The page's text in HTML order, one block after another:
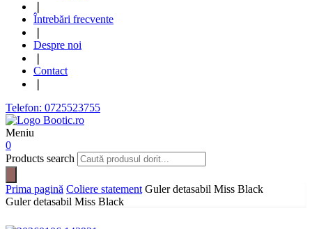
Întrebări frecvente
Despre noi
Contact
Telefon: 0725523755
Meniu
0
Products search
Prima pagină Coliere statement Guler detasabil Miss Black
Guler detasabil Miss Black